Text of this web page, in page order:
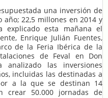
una inversión de
22,5 millones en 2014 y
explicado esta mañana el
Enrique Julián Fuentes,
de la Feria Ibérica de la
de Feval en Don
las inversiones
incluidas las destinadas a
a la que se destinan 14
crear 50.000 jornadas de